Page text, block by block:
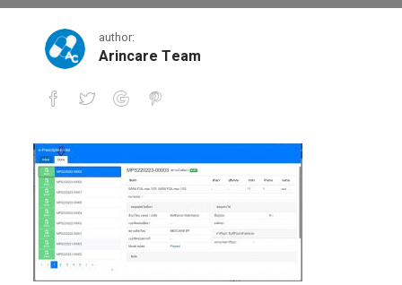
author:
Arincare Team
9